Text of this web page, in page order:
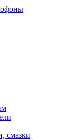
смазки